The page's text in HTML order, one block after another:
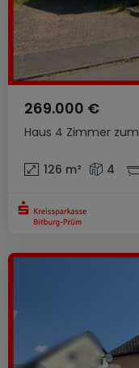
Haus 4 Zimmer
269.000 €
126 m² 4